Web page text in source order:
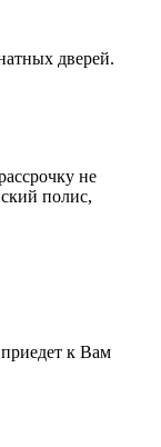
дверей.
не
полис,
к Вам